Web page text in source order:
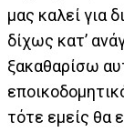
μας καλεί για
δίχως κατ’
ξακαθαρίσω
τότε εμείς θα